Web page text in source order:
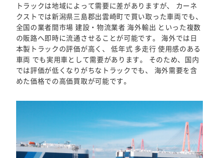
トラックは地域によって需要に差がありますが、 カーネ
クストでは新潟県三島郡出雲崎町で買い取った車両でも、
全国の業者間市場 建設・物流業者 海外輸出 といった複数
の販路へ即時に流通させることが可能です。 海外では日
本製トラックの評価が高く、 低年式 多走行 使用感のある
車両 でも実用車として需要があります。 そのため、国内
では評価が低くなりがちなトラックでも、 海外需要を含
めた価格での高価買取が可能です。